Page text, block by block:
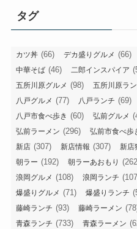
タグ
カツ丼 (66) デカ盛りグルメ (66)
中華そば (46) 二郎インスパイア
五所川原グルメ (98) 五所川原ラ
八戸グルメ (77) 八戸ランチ (69)
八戸市食べ歩き (60) 弘前グルメ
弘前ラーメン (296) 弘前市食べ歩
新店 (307) 新店情報 (307) 新店
朝ラー (192) 朝ラーあおもり
浪岡グルメ (108) 浪岡ランチ
爆盛りグルメ (71) 爆盛りランチ
藤崎ランチ (93) 藤崎ラーメン
青森ランチ (733) 青森ラーメン